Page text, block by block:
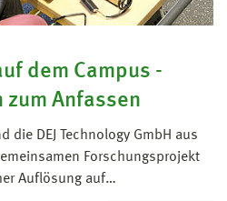
dem Campus -
zum Anfassen
die DEJ Technology GmbH aus
Forschungsprojekt
Auflösung auf…